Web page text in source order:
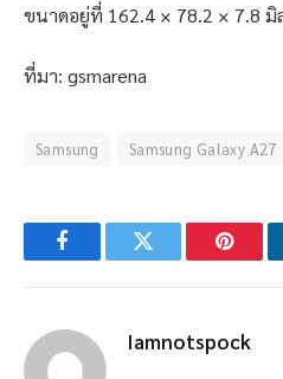
ขนาดอยู่ที่ 162.4 × 78.2 × 7.8 มิ
ที่มา: gsmarena
Samsung Samsung Galaxy A27
FacebookTwitter
Iamnotspock